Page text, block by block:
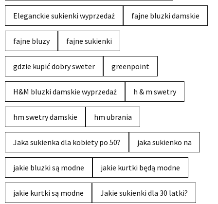
Eleganckie sukienki wyprzedaż fajne bluzki damskie
fajne bluzy fajne sukienki
gdzie kupić dobry sweter greenpoint
H&M bluzki damskie wyprzedaż h & m swetry
hm swetry damskie hm ubrania
Jaka sukienka dla kobiety po 50? jaka sukienko na
jakie bluzki są modne jakie kurtki będą modne
jakie kurtki są modne Jakie sukienki dla 30 latki?